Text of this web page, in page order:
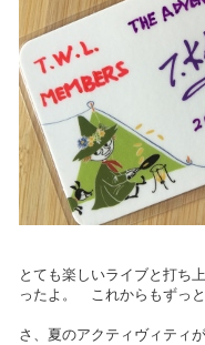
とても楽しいライブと打ち
ったよ。 これからもずっ
さ、夏のアクティヴィティ